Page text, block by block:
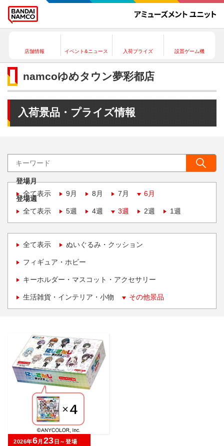
店舗情報 イベント&ニュース 入荷プライズ 設置ゲーム機
namcoゆめタウン夢彩都店
入荷景品・プライズ情報
登場月
全て表示
9月 8月 7月 6月
登場週
全て表示
5週 4週 3週 2週 1週
全て表示 ぬいぐるみ・クッション
フィギュア・ホビー
キーホルダー・マスコット・アクセサリー
生活雑貨・インテリア・小物 その他景品
2026年6月 23 日～登場